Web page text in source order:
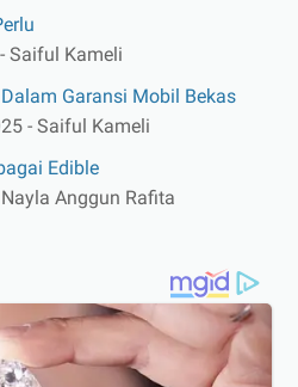
- Saiful Kameli
Garansi Mobil Bekas
- Saiful Kameli
Edible
Anggun Rafita